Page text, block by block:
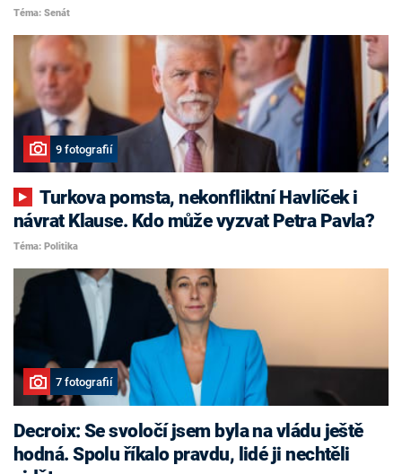
Téma: Senát
9 fotografií
Turkova pomsta, nekonfliktní Havlíček i
návrat Klause. Kdo může vyzvat Petra Pavla?
Téma: Politika
7 fotografií
Decroix: Se svoločí jsem byla na vládu ještě
hodná. Spolu říkalo pravdu, lidé ji nechtěli